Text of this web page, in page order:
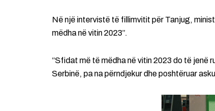
Në një intervistë të fillimvitit për Tanjug,
mëdha në vitin 2023”.
“Sfidat më të mëdha në vitin 2023 do të jenë
Serbinë, pa na përndjekur dhe poshtëruar